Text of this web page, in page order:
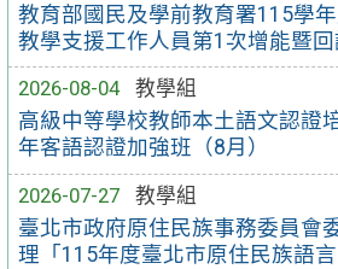
教育部國民及學前教育署115學
教學支援工作人員第1次增能暨回
2026-08-04
教學組
高級中等學校教師本土語文認證
年客語認證加強班（8月）
2026-07-27
教學組
臺北市政府原住民族事務委員會
理「115年度臺北市原住民族語言